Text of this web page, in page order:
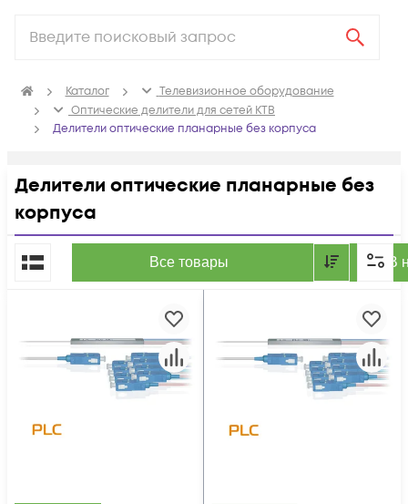
Каталог
Телевизионное оборудование
Оптические делители для сетей КТВ
Делители оптические планарные без корпуса
Делители оптические планарные без
корпуса
Все товары В
По популярности